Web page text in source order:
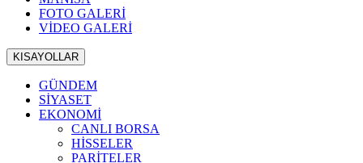
FOTO GALERİ
VİDEO GALERİ
KISAYOLLAR
GÜNDEM
SİYASET
EKONOMİ
CANLI BORSA
HİSSELER
PARİTELER